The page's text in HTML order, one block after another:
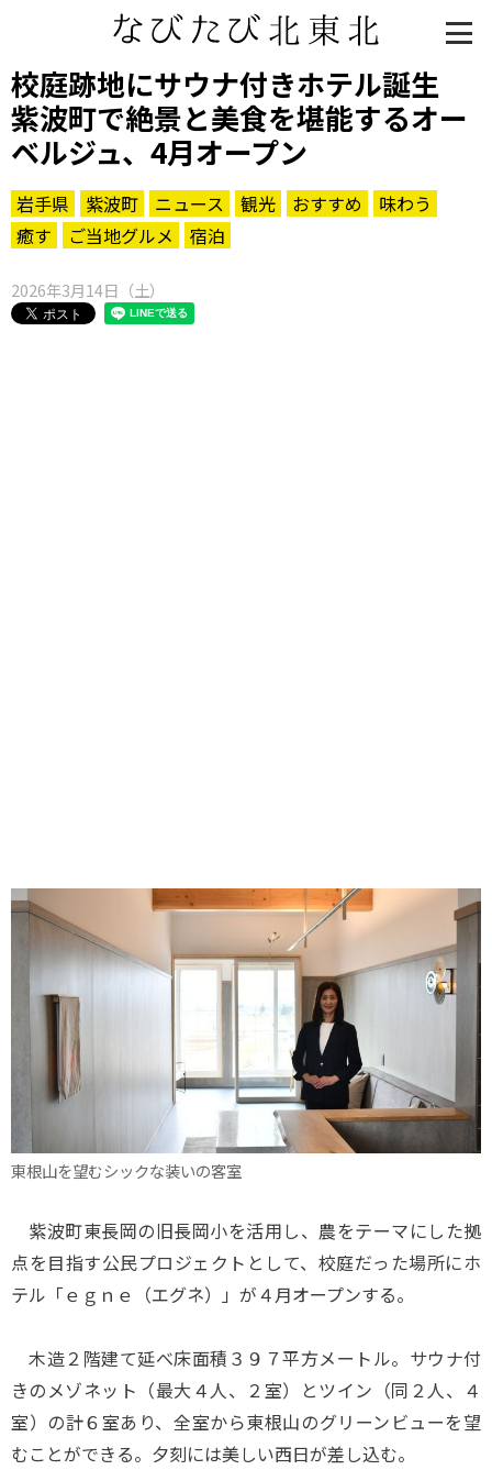
校庭跡地にサウナ付きホテル誕生
紫波町で絶景と美食を堪能するオー
ベルジュ、4月オープン
岩手県 紫波町 ニュース 観光 おすすめ
味わう
癒す
ご当地グルメ 宿泊
2026年3月14日（土）
東根山を望むシックな装いの客室
紫波町東長岡の旧長岡小を活用し、農をテーマにした拠
点を目指す公民プロジェクトとして、校庭だった場所にホ
テル「ｅｇｎｅ（エグネ）」が４月オープンする。
木造２階建て延べ床面積３９７平方メートル。サウナ付
きのメゾネット（最大４人、２室）とツイン（同２人、４
室）の計６室あり、全室から東根山のグリーンビューを望
むことができる。夕刻には美しい西日が差し込む。
知る一覧
世界遺産
文化・歴史
パワースポット
ミステリー